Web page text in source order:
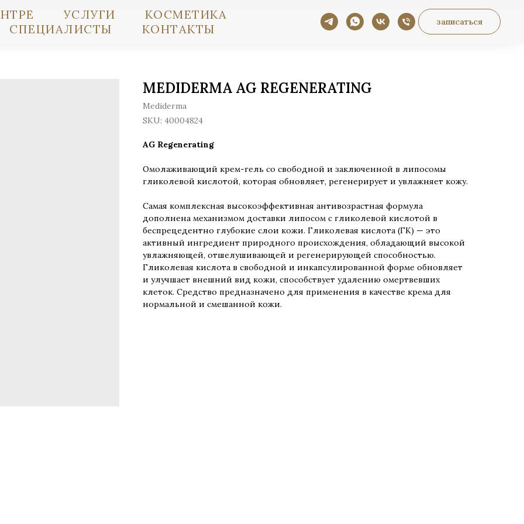
УСЛУГИ
КОСМЕТИКА
СПЕЦИАЛИСТЫ
КОНТАКТЫ
записаться
MEDIDERMA AG REGENERATING
Mediderma
SKU: 40004824
AG Regenerating
Омолаживающий крем-гель со свободной и заключенной в липосомы
гликолевой кислотой, которая обновляет, регенерирует и увлажняет кожу.
Самая комплексная высокоэффективная антивозрастная формула
дополнена механизмом доставки липосом с гликолевой кислотой в
беспрецедентно глубокие слои кожи. Гликолевая кислота (ГК) — это
активный ингредиент природного происхождения, обладающий высокой
увлажняющей, отшелушивающей и регенерирующей способностью.
Гликолевая кислота в свободной и инкапсулированной форме обновляет
и улучшает внешний вид кожи, способствует удалению омертвевших
клеток. Средство предназначено для применения в качестве крема для
нормальной и смешанной кожи.